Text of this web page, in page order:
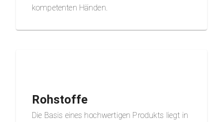
kompetenten Händen.
Rohstoffe
Die Basis eines hochwertigen Produkts liegt in